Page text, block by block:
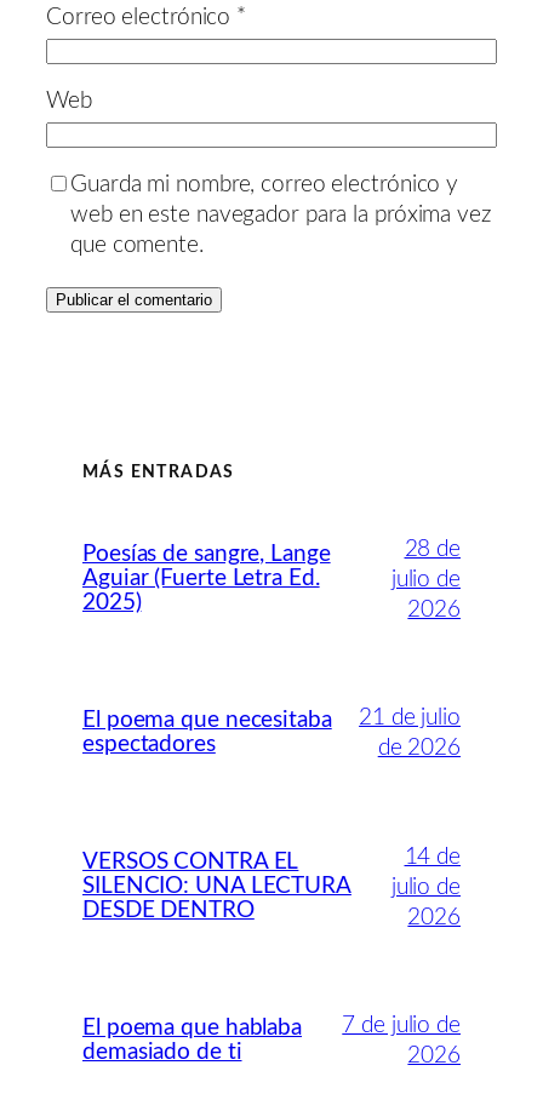
Correo electrónico *
Web
Guarda mi nombre, correo electrónico y
web en este navegador para la próxima vez
que comente.
MÁS ENTRADAS
Poesías de sangre, Lange
Aguiar (Fuerte Letra Ed.
2025)
28 de
julio de
2026
El poema que necesitaba
espectadores
21 de julio
de 2026
VERSOS CONTRA EL
SILENCIO: UNA LECTURA
DESDE DENTRO
14 de
julio de
2026
El poema que hablaba
demasiado de ti
7 de julio de
2026